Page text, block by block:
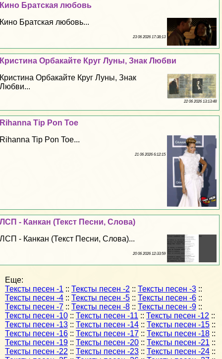
Кино Братская любовь
Кино Братская любовь...
23 06 2026 17:38:13
Кристина Орбакайте Круг Луны, Знак Любви
Кристина Орбакайте Круг Луны, Знак
Любви...
22 06 2026 13:13:48
Rihanna Tip Pon Toe
Rihanna Tip Pon Toe...
21 06 2026 6:12:15
ЛСП - Канкан (Текст Песни, Слова)
ЛСП - Канкан (Текст Песни, Слова)...
20 06 2026 12:33:59
Еще:
Тексты песен -1 :: Тексты песен -2 :: Тексты песен -3 ::
Тексты песен -4 :: Тексты песен -5 :: Тексты песен -6 ::
Тексты песен -7 :: Тексты песен -8 :: Тексты песен -9 ::
Тексты песен -10 :: Тексты песен -11 :: Тексты песен -12 ::
Тексты песен -13 :: Тексты песен -14 :: Тексты песен -15 ::
Тексты песен -16 :: Тексты песен -17 :: Тексты песен -18 ::
Тексты песен -19 :: Тексты песен -20 :: Тексты песен -21 ::
Тексты песен -22 :: Тексты песен -23 :: Тексты песен -24 ::